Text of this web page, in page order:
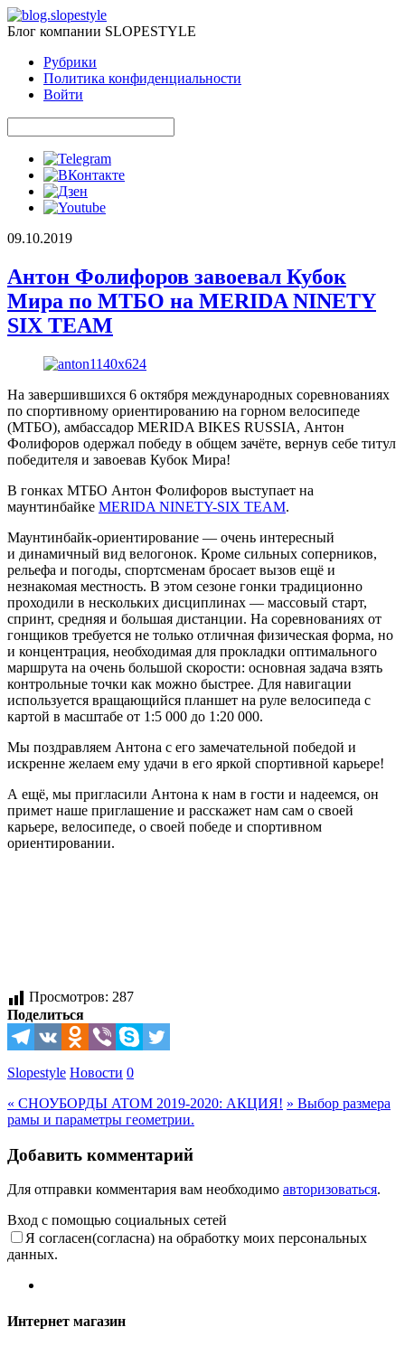
Блог компании SLOPESTYLE
Рубрики
Политика конфиденциальности
Войти
09.10.2019
Антон Фолифоров завоевал Кубок
Мира по МТБО на MERIDA NINETY
SIX TEAM
На завершившихся 6 октября международных соревнованиях
по спортивному ориентированию на горном велосипеде
(МТБО), амбассадор MERIDA BIKES RUSSIA, Антон
Фолифоров одержал победу в общем зачёте, вернув себе титул
победителя и завоевав Кубок Мира!
В гонках МТБО Антон Фолифоров выступает на
маунтинбайке MERIDA NINETY-SIX TEAM.
Маунтинбайк-ориентирование — очень интересный
и динамичный вид велогонок. Кроме сильных соперников,
рельефа и погоды, спортсменам бросает вызов ещё и
незнакомая местность. В этом сезоне гонки традиционно
проходили в нескольких дисциплинах — массовый старт,
спринт, средняя и большая дистанции. На соревнованиях от
гонщиков требуется не только отличная физическая форма, но
и концентрация, необходимая для прокладки оптимального
маршрута на очень большой скорости: основная задача взять
контрольные точки как можно быстрее. Для навигации
используется вращающийся планшет на руле велосипеда с
картой в масштабе от 1:5 000 до 1:20 000.
Мы поздравляем Антона с его замечательной победой и
искренне желаем ему удачи в его яркой спортивной карьере!
А ещё, мы пригласили Антона к нам в гости и надеемся, он
примет наше приглашение и расскажет нам сам о своей
карьере, велосипеде, о своей победе и спортивном
ориентировании.
Просмотров: 287
Поделиться
Slopestyle Новости 0
« СНОУБОРДЫ ATOM 2019-2020: АКЦИЯ! » Выбор размера
рамы и параметры геометрии.
Добавить комментарий
Для отправки комментария вам необходимо авторизоваться.
Вход с помощью социальных сетей
Я согласен(согласна) на обработку моих персональных
данных.
Интернет магазин